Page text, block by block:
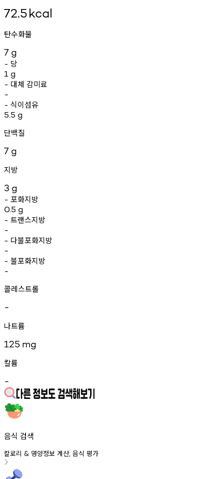
72.5kcal
탄수화물
7 g
- 당
1 g
- 대체 감미료
-
- 식이섬유
5.5 g
단백질
7 g
지방
3 g
- 포화지방
0.5 g
- 트랜스지방
-
- 다불포화지방
-
- 불포화지방
-
콜레스트롤
-
나트륨
125 mg
칼륨
-
음식 검색
칼로리 & 영양정보 계산, 음식 평가